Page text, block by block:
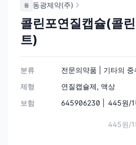
동 동광제약(주)
콜린포연질캡슐(콜
트)
분류
전문의약품 | 기타의
제형
연질캡슐제, 액상
보험
645906230 | 445원/1
445원/1